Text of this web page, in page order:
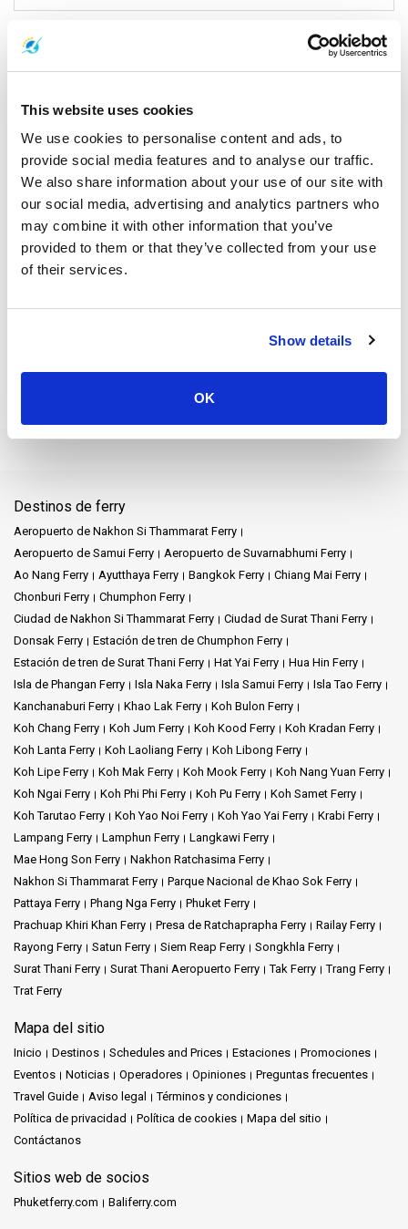
This website uses cookies
We use cookies to personalise content and ads, to
provide social media features and to analyse our traffic.
We also share information about your use of our site with
our social media, advertising and analytics partners who
may combine it with other information that you’ve
provided to them or that they’ve collected from your use
of their services.
Show details
OK
Contact Information
Boat Lagoon Pier
20 65, Tambon Ko Kaeo, Mueang Phuket District, Phuket 83000,
Instalaciones
Destinos de ferry
Aeropuerto de Nakhon Si Thammarat Ferry
Aeropuerto de Samui Ferry
Aeropuerto de Suvarnabhumi Ferry
Ao Nang Ferry
Ayutthaya Ferry Bangkok Ferry
Chiang Mai Ferry
Chonburi Ferry
Chumphon Ferry
Ciudad de Nakhon Si Thammarat Ferry
Ciudad de Surat Thani Ferry
Donsak Ferry
Estación de tren de Chumphon Ferry
Estación de tren de Surat Thani Ferry
Hat Yai Ferry
Hua Hin Ferry
Isla de Phangan Ferry
Isla Naka Ferry Isla Samui Ferry
Isla Tao Ferry
Kanchanaburi Ferry
Khao Lak Ferry
Koh Bulon Ferry
Koh Chang Ferry
Koh Jum Ferry Koh Kood Ferry
Koh Kradan Ferry
Koh Lanta Ferry
Koh Laoliang Ferry
Koh Libong Ferry
Koh Lipe Ferry
Koh Mak Ferry Koh Mook Ferry
Koh Nang Yuan Ferry
Koh Ngai Ferry
Koh Phi Phi Ferry Koh Pu Ferry
Koh Samet Ferry
Koh Tarutao Ferry
Koh Yao Noi Ferry Koh Yao Yai Ferry
Krabi Ferry
Lampang Ferry
Lamphun Ferry
Langkawi Ferry
Mae Hong Son Ferry
Nakhon Ratchasima Ferry
Nakhon Si Thammarat Ferry
Parque Nacional de Khao Sok Ferry
Pattaya Ferry
Phang Nga Ferry
Phuket Ferry
Prachuap Khiri Khan Ferry
Presa de Ratchaprapha Ferry
Railay Ferry
Rayong Ferry
Satun Ferry Siem Reap Ferry
Songkhla Ferry
Surat Thani Ferry
Surat Thani Aeropuerto Ferry Tak Ferry
Trang Ferry
Trat Ferry
Mapa del sitio
Inicio Destinos Schedules and Prices Estaciones
Promociones
Eventos
Noticias Operadores Opiniones
Preguntas frecuentes
Travel Guide
Aviso legal
Términos y condiciones
Política de privacidad
Política de cookies
Mapa del sitio
Contáctanos
Sitios web de socios
Phuketferry.com Baliferry.com